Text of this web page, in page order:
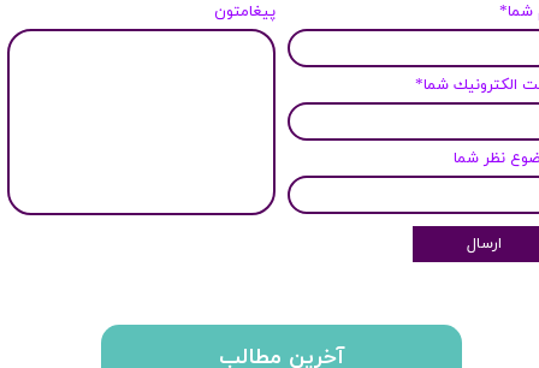
شما*
الكترونيك شما*
نظر شما
پیغامتون
ارسال
آخرین مطالب